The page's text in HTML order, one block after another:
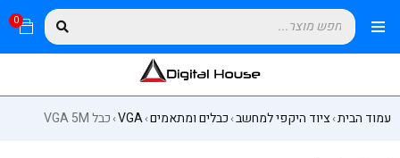
0
עמוד הבית›ציוד היקפי למחשב›כבלים ומתאמים›
VGA
›כבל VGA 5M